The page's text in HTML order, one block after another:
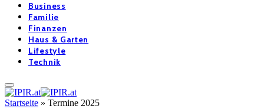
Business
Familie
Finanzen
Haus & Garten
Lifestyle
Technik
Startseite » Termine 2025